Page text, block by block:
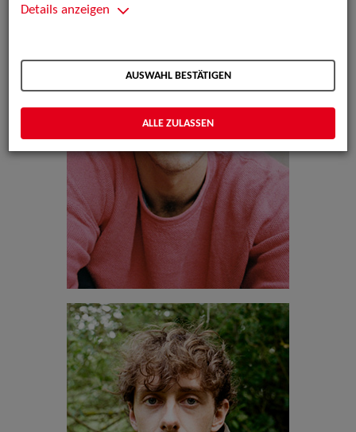
Details anzeigen
AUSWAHL BESTÄTIGEN
ALLE ZULASSEN